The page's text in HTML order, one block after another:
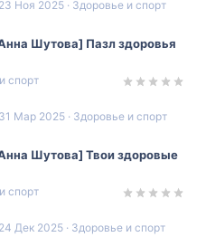
Здоровье и спорт
23 Ноя 2025
Шутова] Пазл здоровья
спорт
Здоровье и спорт
31 Мар 2025
Шутова] Твои здоровые
спорт
Здоровье и спорт
24 Дек 2025